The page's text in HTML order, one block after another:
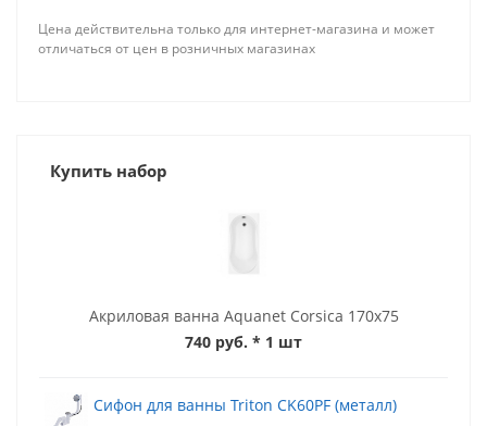
Цена действительна только для интернет-магазина и может
отличаться от цен в розничных магазинах
Купить набор
Акриловая ванна Aquanet Corsica 170x75
740 руб. * 1 шт
Сифон для ванны Triton CK60PF (металл)